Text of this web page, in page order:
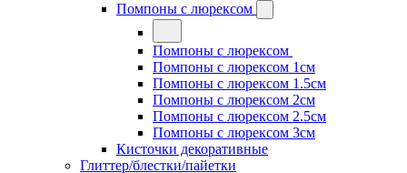
Помпоны с люрексом
Помпоны с люрексом
Помпоны с люрексом 1см
Помпоны с люрексом 1.5см
Помпоны с люрексом 2см
Помпоны с люрексом 2.5см
Помпоны с люрексом 3см
Кисточки декоративные
Глиттер/блестки/пайетки